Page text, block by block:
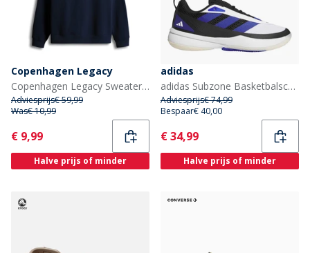
Copenhagen Legacy
Copenhagen Legacy Sweaters Blauw
Adviesprijs€ 59,99
Was€ 10,99
Current
€ 9,99
Halve prijs of minder
adidas
adidas Subzone Basketbalschoenen Clear Grey/Silver Metallic/Core Black
Adviesprijs€ 74,99
Bespaar€ 40,00
Current
€ 34,99
Halve prijs of minder